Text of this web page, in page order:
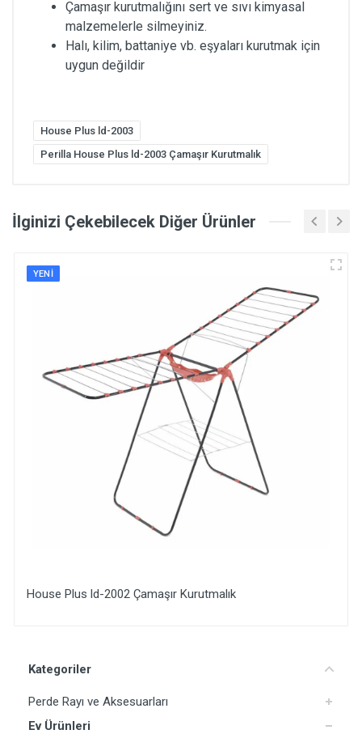
Kategoriler
Perde Rayı ve Aksesuarları
Ev Ürünleri
Çamaşır kurutmalığını sert ve sıvı kimyasal
malzemelerle silmeyiniz.
Halı, kilim, battaniye vb. eşyaları kurutmak için
uygun değildir
House Plus ld-2003
Perilla House Plus ld-2003 Çamaşır Kurutmalık
İlginizi Çekebilecek Diğer Ürünler
YENI
House Plus ld-2002 Çamaşır Kurutmalık